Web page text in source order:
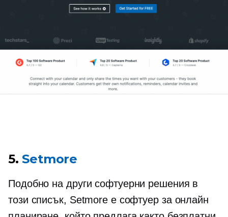
5.Setmore
Подобно на други софтуерни решения в
този списък, Setmore е софтуер за онлайн